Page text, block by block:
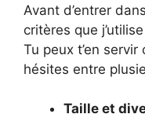
Avant d’entrer
critères que
Tu peux t’en
hésites entre
Taille et